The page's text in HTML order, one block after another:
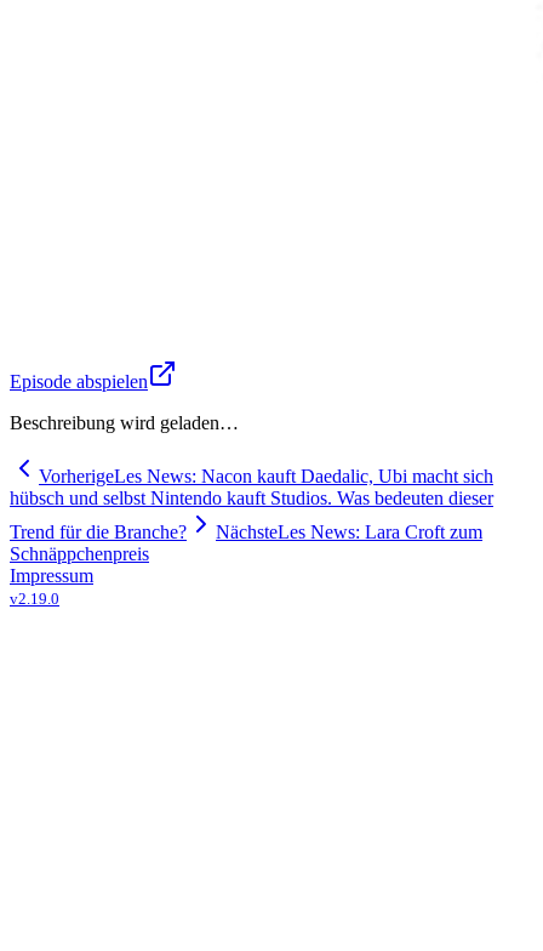
Episode abspielen
Beschreibung wird geladen…
VorherigeLes News: Nacon kauft Daedalic, Ubi macht sich
hübsch und selbst Nintendo kauft Studios. Was bedeuten dieser
Trend für die Branche?
NächsteLes News: Lara Croft zum
Schnäppchenpreis
Impressum
v2.19.0